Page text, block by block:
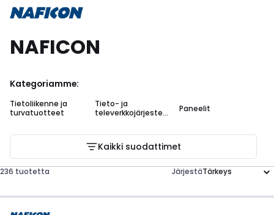
NAFICON
Kategoriamme:
Tietoliikenne ja
turvatuotteet
Tieto- ja
televerkkojärjestel
Paneelit
Kaikki suodattimet
236 tuotetta Järjestä